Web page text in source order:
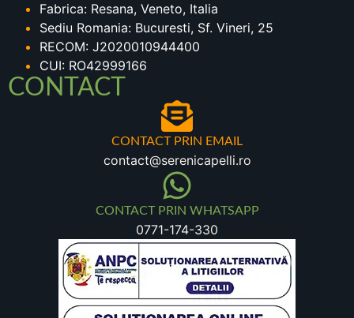
Fabrica: Resana, Veneto, Italia
Sediu Romania: Bucuresti, Sf. Vineri, 25
RECOM: J2020010944400
CUI: RO42999166
CONTACT
CONTACT PRIN EMAIL
contact@serenicapelli.ro
CONTACT PRIN WHATSAPP
0771-174-330